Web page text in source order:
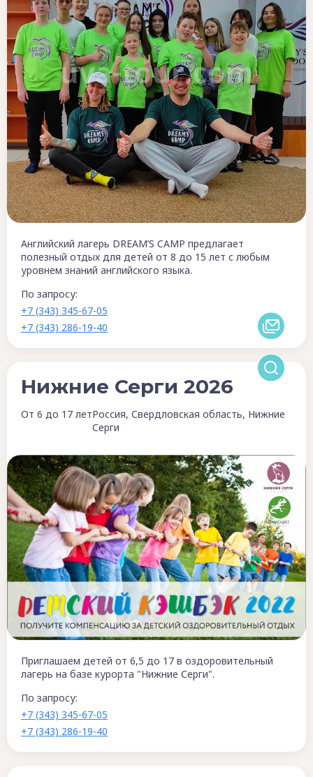
Английский лагерь DREAM’S CAMP предлагает
полезный отдых для детей от 8 до 15 лет с любым
уровнем знаний английского языка.
По запросу:
+7 (343) 345-67-05
+7 (343) 286-19-40
Нижние Серги 2026
От 6 до 17 летРоссия, Свердловская область, Нижние
Серги
Приглашаем детей от 6,5 до 17 в оздоровительный
лагерь на базе курорта "Нижние Серги".
По запросу:
+7 (343) 345-67-05
+7 (343) 286-19-40